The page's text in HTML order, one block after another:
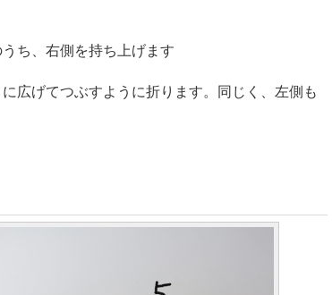
ち、右側を持ち上げます
広げてつぶすように折ります。同じく、左側も